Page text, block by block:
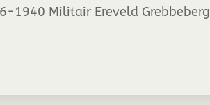
1940 Militair Ereveld Grebbeberg